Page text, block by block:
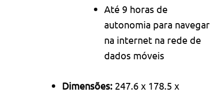
Até 9 horas de
autonomia para navegar
na internet na rede de
dados móveis
Dimensões:247.6 x 178.5 x